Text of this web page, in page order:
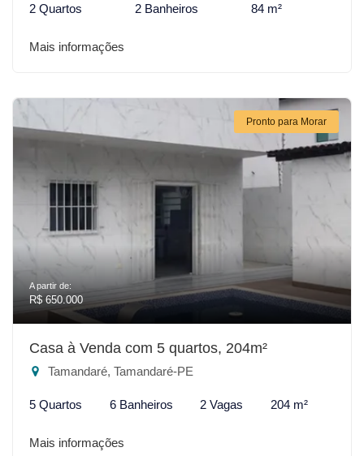
2 Quartos 2 Banheiros 84 m²
Mais informações
Pronto para Morar
A partir de:
R$ 650.000
Casa à Venda com 5 quartos, 204m²
Tamandaré, Tamandaré-PE
5 Quartos 6 Banheiros 2 Vagas 204 m²
Mais informações